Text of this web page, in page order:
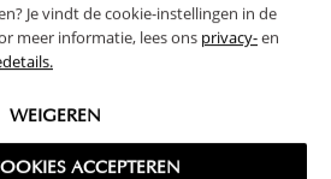
Je vindt de cookie-instellingen in de
meer informatie, lees ons privacy-en
WEIGEREN
ACCEPTEREN
(Lees verder)